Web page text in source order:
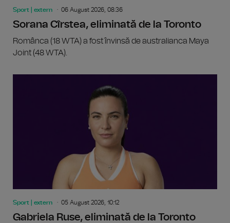
Sport | extern 06 August 2026, 08:36
Sorana Cîrstea, eliminată de la Toronto
Românca (18 WTA) a fost învinsă de australianca Maya
Joint (48 WTA).
Sport | extern 05 August 2026, 10:12
Gabriela Ruse, eliminată de la Toronto